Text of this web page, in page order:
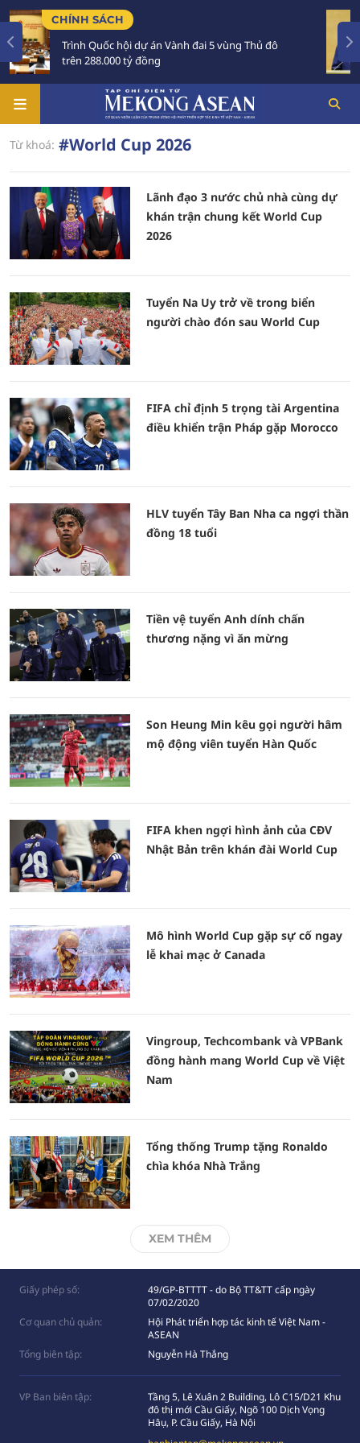
SÁCH
Trình Quốc hội dự án Vành đai 5 vùng Thủ đô
trên 288.000 tỷ đồng
Từ khoá: #World Cup 2026
Lãnh đạo 3 nước chủ nhà cùng dự
khán trận chung kết World Cup
2026
Tuyển Na Uy trở về trong biển
người chào đón sau World Cup
FIFA chỉ định 5 trọng tài Argentina
điều khiển trận Pháp gặp Morocco
HLV tuyển Tây Ban Nha ca ngợi thần
đồng 18 tuổi
Tiền vệ tuyển Anh dính chấn
thương nặng vì ăn mừng
Son Heung Min kêu gọi người hâm
mộ động viên tuyển Hàn Quốc
FIFA khen ngợi hình ảnh của CĐV
Nhật Bản trên khán đài World Cup
Mô hình World Cup gặp sự cố ngay
lễ khai mạc ở Canada
Vingroup, Techcombank và VPBank
đồng hành mang World Cup về Việt
Nam
Tổng thống Trump tặng Ronaldo
chìa khóa Nhà Trắng
XEM THÊM
Giấy phép số:
49/GP-BTTTT - do Bộ TT&TT cấp ngày
07/02/2020
Cơ quan chủ quản:
Hội Phát triển hợp tác kinh tế Việt Nam -
ASEAN
Tổng biên tập:
Nguyễn Hà Thắng
VP Ban biên tập:
Tầng 5, Lê Xuân 2 Building, Lô C15/D21 Khu
đô thị mới Cầu Giấy, Ngõ 100 Dịch Vọng
Hâụ, P. Cầu Giấy, Hà Nội